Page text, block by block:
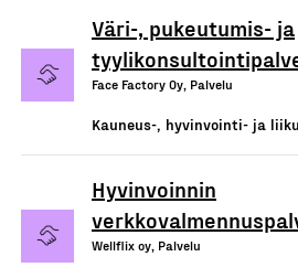
Väri-, pukeutumis- ja
Face Factory Oy, Palvelu
Kauneus-, hyvinvointi- ja
Hyvinvoinnin
Wellflix oy, Palvelu